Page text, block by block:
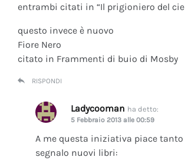
entrambi citati in “Il prigioniero del
questo invece è nuovo
Fiore Nero
citato in Frammenti di buio di Mosby
RISPONDI
Ladycooman ha detto:
5 Febbraio 2013 alle 00:59
A me questa iniziativa piace
segnalo nuovi libri: